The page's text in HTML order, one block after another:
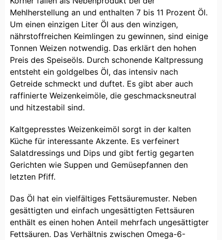
Mehlherstellung an und enthalten 7 bis 11 Prozent Öl.
Um einen einzigen Liter Öl aus den winzigen,
nährstoffreichen Keimlingen zu gewinnen, sind einige
Tonnen Weizen notwendig. Das erklärt den hohen
Preis des Speiseöls. Durch schonende Kaltpressung
entsteht ein goldgelbes Öl, das intensiv nach
Getreide schmeckt und duftet. Es gibt aber auch
raffinierte Weizenkeimöle, die geschmacksneutral
und hitzestabil sind.
Kaltgepresstes Weizenkeimöl sorgt in der kalten
Küche für interessante Akzente. Es verfeinert
Salatdressings und Dips und gibt fertig gegarten
Gerichten wie Suppen und Gemüsepfannen den
letzten Pfiff.
Das Öl hat ein vielfältiges Fettsäuremuster. Neben
gesättigten und einfach ungesättigten Fettsäuren
enthält es einen hohen Anteil mehrfach ungesättigter
Fettsäuren. Das Verhältnis zwischen Omega-6-